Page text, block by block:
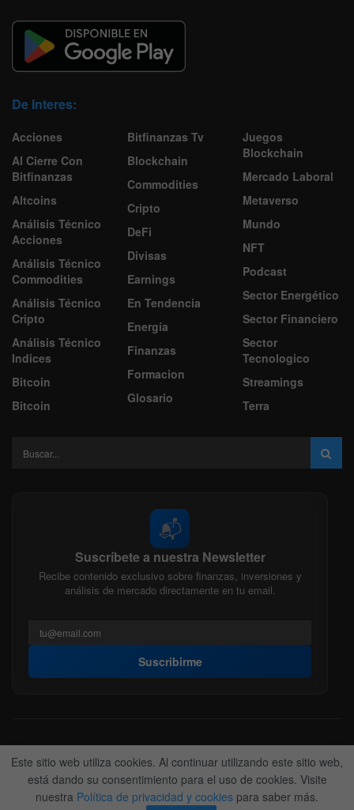
De Interes:
Acciones
Al Cierre Con
Bitfinanzas
Altcoins
Análisis Técnico
Acciones
Análisis Técnico
Commodities
Análisis Técnico
Cripto
Análisis Técnico
Indices
Bitcoin
Bitcoin
Bitfinanzas Tv
Blockchain
Commodities
Cripto
DeFi
Divisas
Earnings
En Tendencia
Energía
Finanzas
Formacion
Glosario
Juegos
Blockchain
Mercado Laboral
Metaverso
Mundo
NFT
Podcast
Sector Energético
Sector Financiero
Sector
Tecnologico
Streamings
Terra
📬
Suscríbete a nuestra Newsletter
Recibe contenido exclusivo sobre finanzas, inversiones y
análisis de mercado directamente en tu email.
Suscribirme
Acerca de nosotros Politica Editorial
Nuestro Equipo
Contactanos
Anunciate
© 2022-2026BitFinanzas- Hecho porTeam DM. 😎
Este sitio web utiliza cookies. Al continuar utilizando este sitio web,
está dando su consentimiento para el uso de cookies. Visite
nuestra Política de privacidad y cookies para saber más.